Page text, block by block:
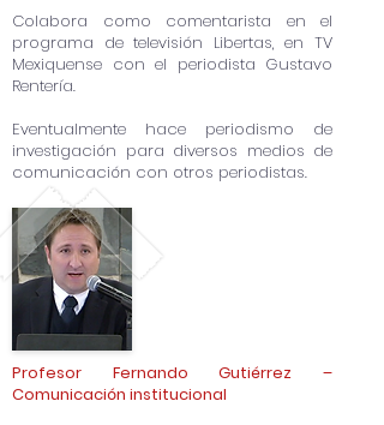
Colabora como comentarista en el
programa de televisión Libertas, en TV
Mexiquense con el periodista Gustavo
Rentería.
Eventualmente hace periodismo de
investigación para diversos medios de
comunicación con otros periodistas.
Profesor Fernando Gutiérrez –
Comunicación institucional